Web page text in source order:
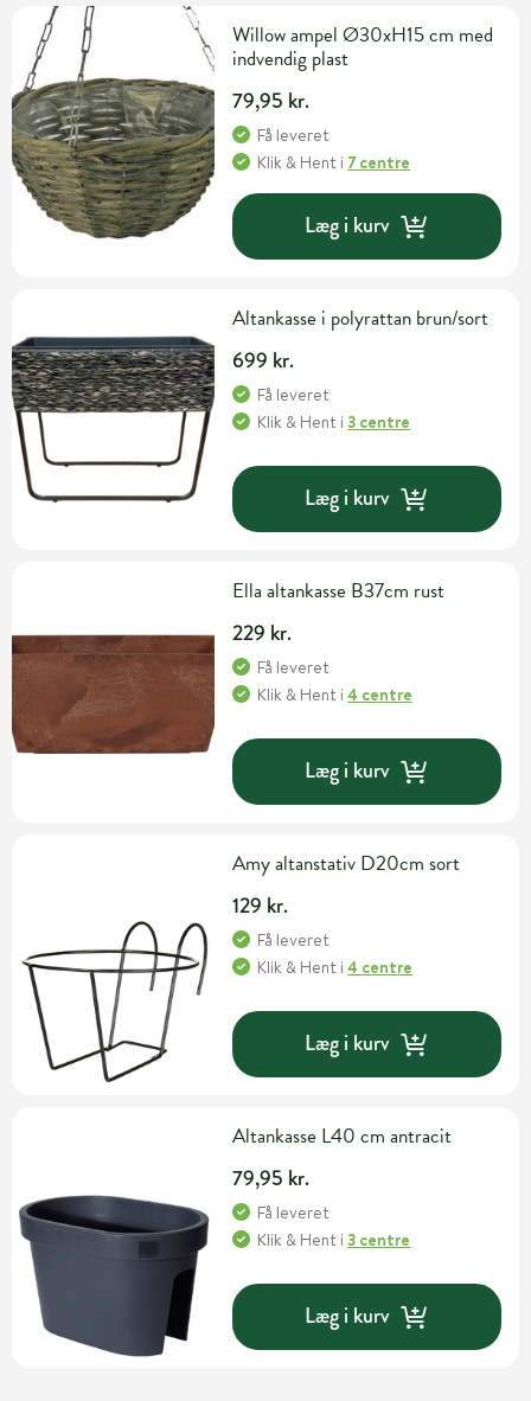
Willow ampel Ø30xH15 cm med
indvendig plast
79,95 kr.
Få leveret
Klik & Hent i 7 centre
Læg i kurv
Altankasse i polyrattan brun/sort
699 kr.
Få leveret
Klik & Hent i3 centre
Læg i kurv
Ella altankasse B37cm rust
229 kr.
Få leveret
Klik & Hent i4 centre
Læg i kurv
Amy altanstativ D20cm sort
129 kr.
Få leveret
Klik & Hent i4 centre
Læg i kurv
Altankasse L40 cm antracit
79,95 kr.
Få leveret
Klik & Hent i3 centre
Læg i kurv